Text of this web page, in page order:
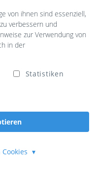
von ihnen sind essenziell,
verbessern und
zur Verwendung von
in der
Statistiken